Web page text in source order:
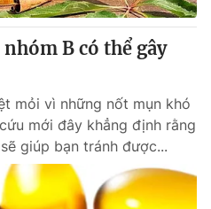
B có thể gây
mỏi vì những nốt mụn khó
mới đây khẳng định rằng
giúp bạn tránh được...